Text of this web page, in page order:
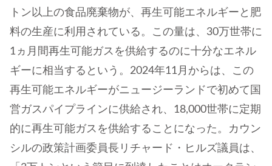
トン以上の食品廃棄物が、再生可能エネルギーと肥
料の生産に利用されている。この量は、30万世帯に
1ヵ月間再生可能ガスを供給するのに十分なエネル
ギーに相当するという。2024年11月からは、この
再生可能エネルギーがニュージーランドで初めて国
営ガスパイプラインに供給され、18,000世帯に定期
的に再生可能ガスを供給することになった。カウン
シルの政策計画委員長リチャード・ヒルズ議員は、